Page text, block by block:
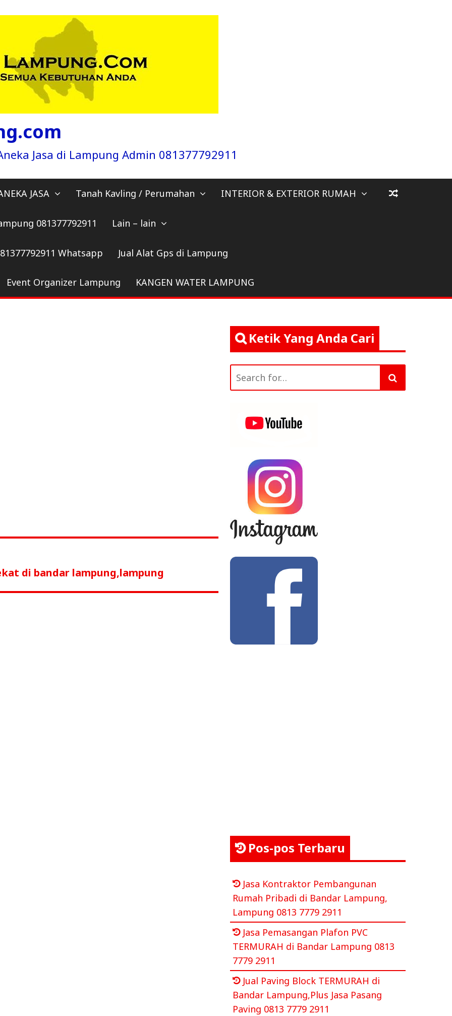
Jasa di Lampung Admin 081377792911
JASA Tanah Kavling / Perumahan INTERIOR & EXTERIOR RUMAH
081377792911 Lain – lain
Whatsapp Jual Alat Gps di Lampung
Event Organizer Lampung KANGEN WATER LAMPUNG
di bandar lampung,lampung
Ketik Yang Anda Cari
for:
Pos-pos Terbaru
Jasa Kontraktor Pembangunan
Rumah Pribadi di Bandar Lampung,
Lampung 0813 7779 2911
Jasa Pemasangan Plafon PVC
TERMURAH di Bandar Lampung 0813
7779 2911
Jual Paving Block TERMURAH di
Bandar Lampung,Plus Jasa Pasang
Paving 0813 7779 2911